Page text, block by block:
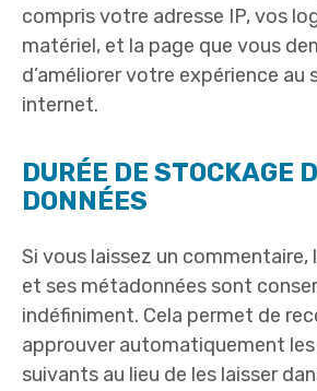
compris votre adresse IP, vos
matériel, et la page que vous
d’améliorer votre expérience au
internet.
DURÉE DE STOCKAGE
DONNÉES
Si vous laissez un
et ses métadonnées sont
indéfiniment. Cela permet de
approuver automatiquement
suivants au lieu de les laisser